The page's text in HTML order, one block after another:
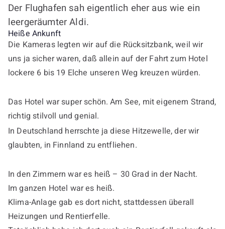
Der Flughafen sah eigentlich eher aus wie ein
leergeräumter Aldi.
Heiße Ankunft
Die Kameras legten wir auf die Rücksitzbank, weil wir
uns ja sicher waren, daß allein auf der Fahrt zum Hotel
lockere 6 bis 19 Elche unseren Weg kreuzen würden.
Das Hotel war super schön. Am See, mit eigenem Strand,
richtig stilvoll und genial.
In Deutschland herrschte ja diese Hitzewelle, der wir
glaubten, in Finnland zu entfliehen.
In den Zimmern war es heiß – 30 Grad in der Nacht.
Im ganzen Hotel war es heiß.
Klima-Anlage gab es dort nicht, stattdessen überall
Heizungen und Rentierfelle.